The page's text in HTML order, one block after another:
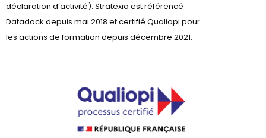
déclaration d’activité). Stratexio est référencé
Datadock depuis mai 2018 et certifié Qualiopi pour
les actions de formation depuis décembre 2021.